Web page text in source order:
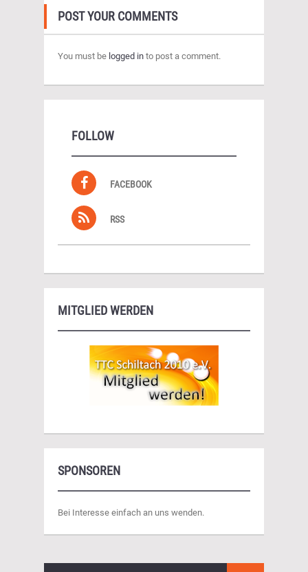
POST YOUR COMMENTS
You must be logged in to post a comment.
FOLLOW
FACEBOOK
RSS
MITGLIED WERDEN
SPONSOREN
Bei Interesse einfach an uns wenden.